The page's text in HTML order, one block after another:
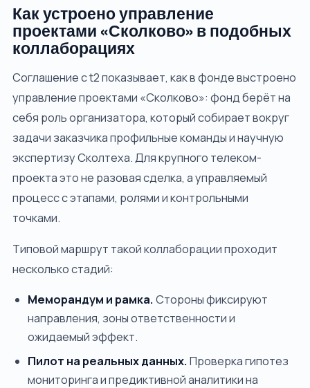
Как устроено управление
проектами «Сколково» в подобных
коллаборациях
Соглашение с t2 показывает, как в фонде выстроено
управление проектами «Сколково»: фонд берёт на
себя роль организатора, который собирает вокруг
задачи заказчика профильные команды и научную
экспертизу Сколтеха. Для крупного телеком-
проекта это не разовая сделка, а управляемый
процесс с этапами, ролями и контрольными
точками.
Типовой маршрут такой коллаборации проходит
несколько стадий:
Меморандум и рамка. Стороны фиксируют
направления, зоны ответственности и
ожидаемый эффект.
Пилот на реальных данных. Проверка гипотез
мониторинга и предиктивной аналитики на